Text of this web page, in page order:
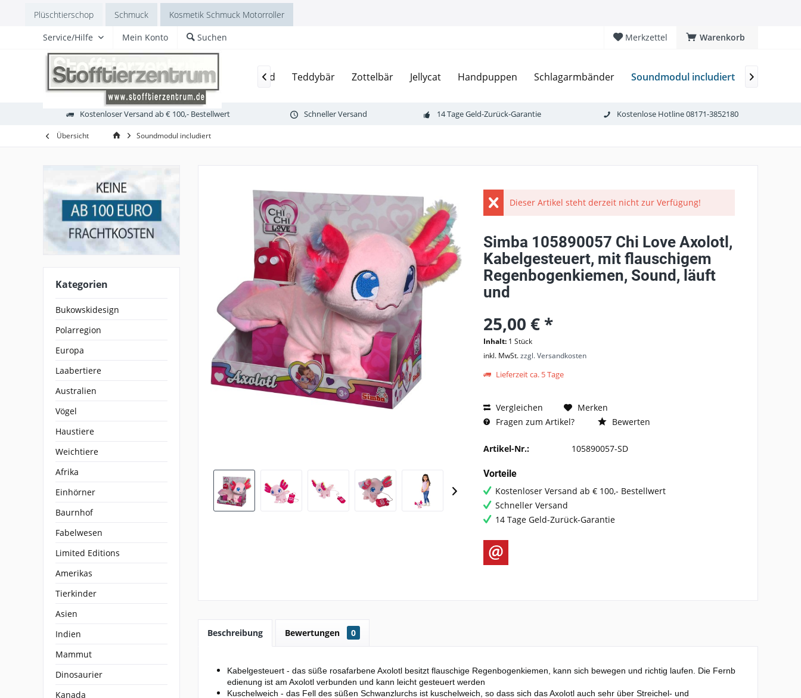
Plüschtierschop Schmuck
Kosmetik Schmuck Motorroller
Warenkorb
Merkzettel
Service/Hilfe Mein Konto Suchen
Kleinkind Plüsch Anna Club Plüschtiere England Teddybär Zottelbär Jellycat Handpuppen Schlagarmbänder Soundmodul includiert
 
Kostenloser Versand ab € 100,- Bestellwert Schneller Versand 14 Tage Geld-Zurück-Garantie Kostenlose Hotline 08171-3852180
Übersicht Soundmodul includiert
Kategorien
Bukowskidesign
Polarregion
Europa
Laabertiere
Australien
Vögel
Haustiere
Weichtiere
Afrika
Einhörner
Baurnhof
Fabelwesen
Limited Editions
Amerikas
Tierkinder
Asien
Indien
Mammut
Dinosaurier
Kanada
Dieser Artikel steht derzeit nicht zur Verfügung!
Simba 105890057 Chi Love Axolotl,
Kabelgesteuert, mit flauschigem
Regenbogenkiemen, Sound, läuft
und
25,00 € *
Inhalt: 1 Stück
inkl. MwSt.zzgl. Versandkosten
Lieferzeit ca. 5 Tage
Vergleichen
Merken
Fragen zum Artikel?
Bewerten
Artikel-Nr.: 105890057-SD
Vorteile
Kostenloser Versand ab € 100,- Bestellwert
Schneller Versand
14 Tage Geld-Zurück-Garantie
Beschreibung Bewertungen 0
Kabelgesteuert - das süße rosafarbene Axolotl besitzt flauschige Regenbogenkiemen, kann sich bewegen und richtig laufen. Die Fernb
edienung ist am Axolotl verbunden und kann leicht gesteuert werden
Kuschelweich - das Fell des süßen Schwanzlurchs ist kuschelweich, so dass sich das Axolotl auch sehr über Streichel- und